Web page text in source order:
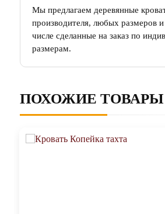
Мы предлагаем деревянные
производителя, любых размеров
числе сделанные на заказ по
размерам.
ПОХОЖИЕ ТОВАРЫ